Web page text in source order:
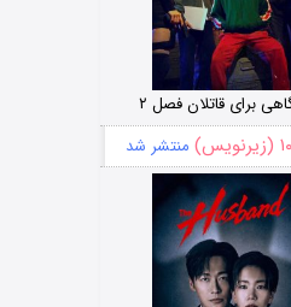
برای قاتلان فصل ۲
۱۰ (زیرنویس) منتشر شد